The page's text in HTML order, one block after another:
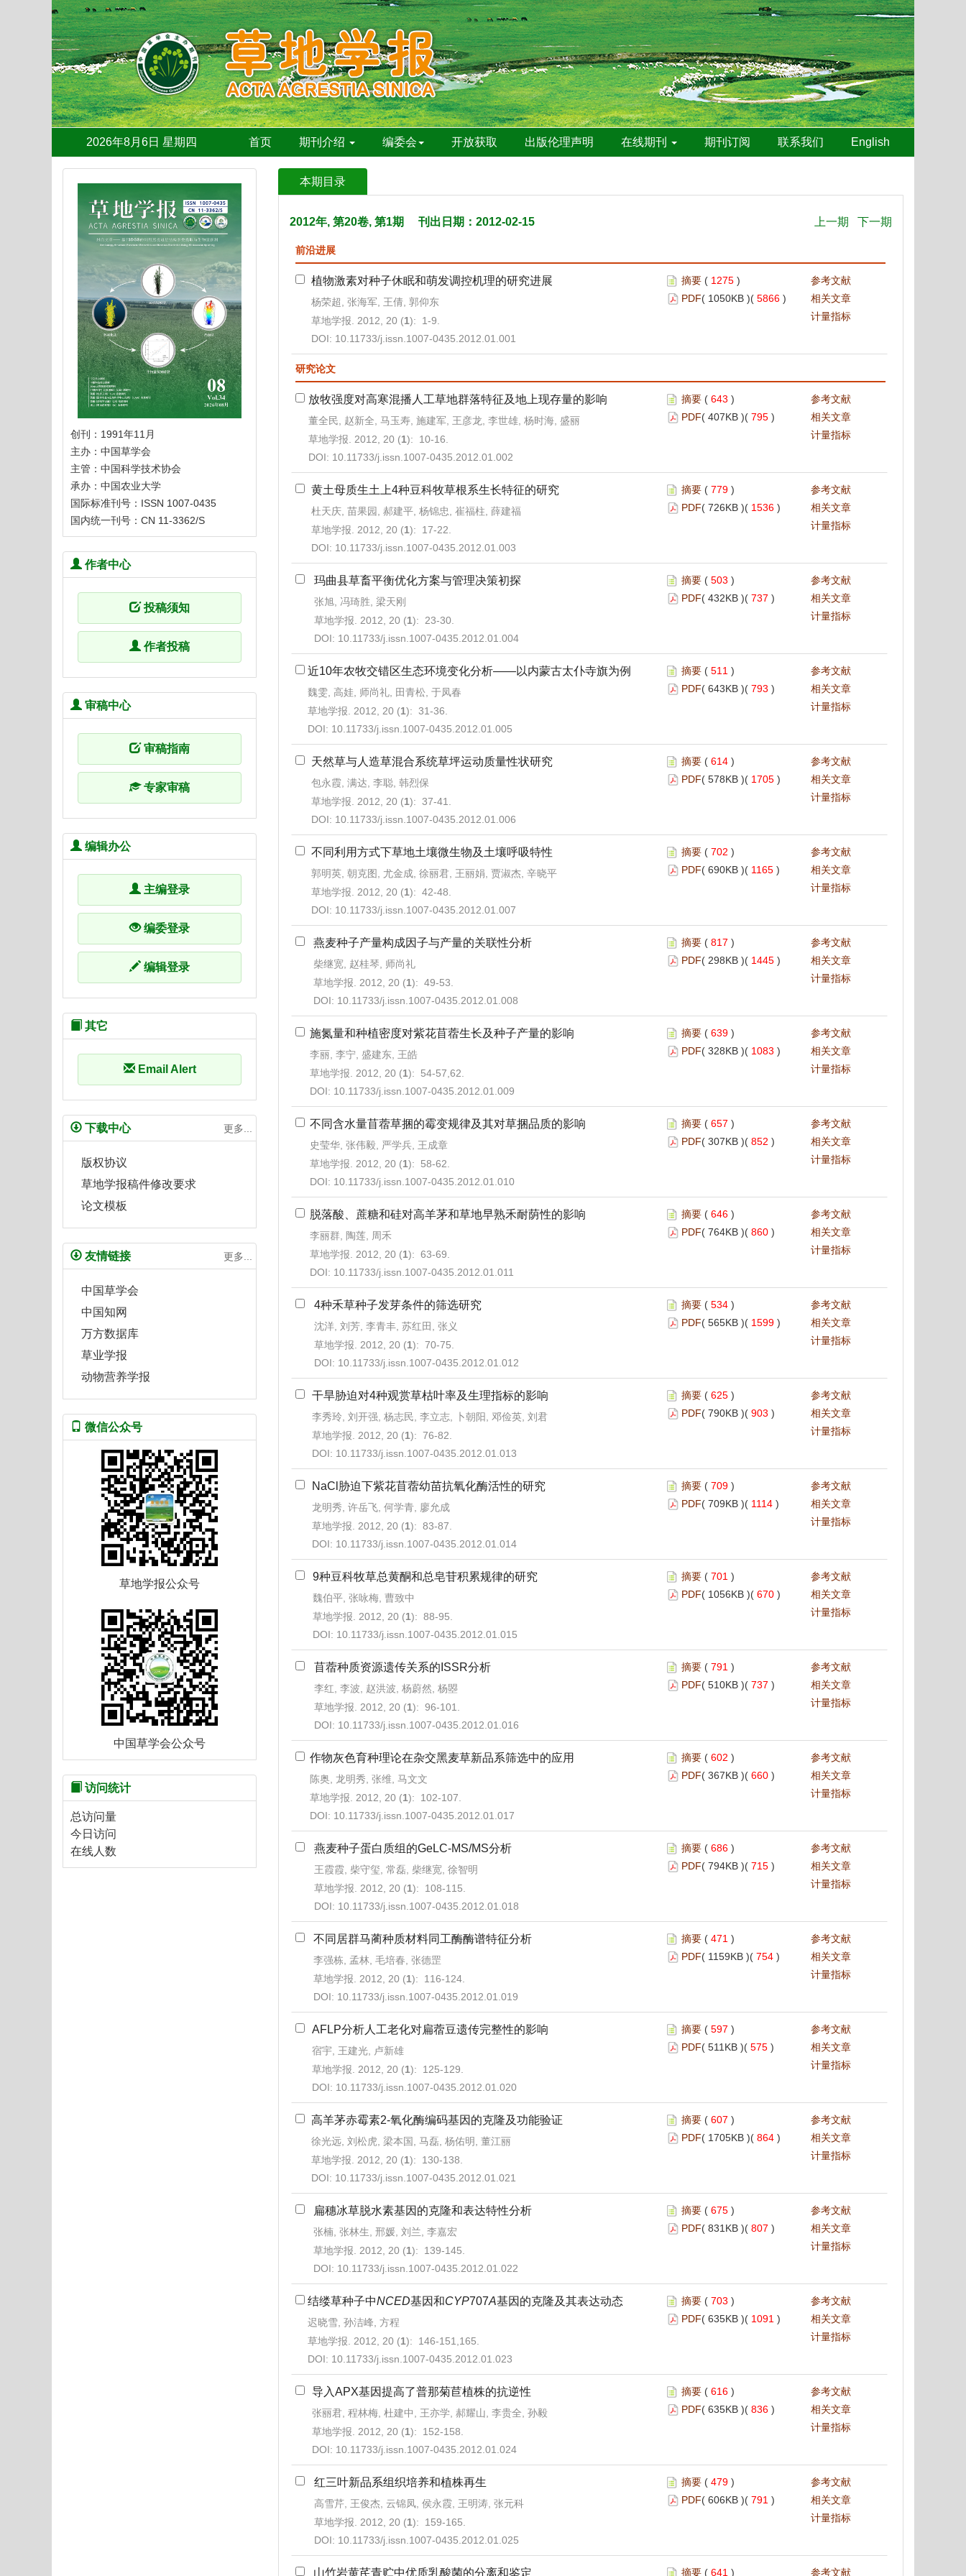
2026年8月6日 星期四 首页 期刊介绍 编委会 开放获取 出版伦理声明 在线期刊 期刊订阅 联系我们 English
本期目录
2012年, 第20卷, 第1期 刊出日期：2012-02-15 上一期 下一期
前沿进展
植物激素对种子休眠和萌发调控机理的研究进展
杨荣超, 张海军, 王倩, 郭仰东
草地学报. 2012, 20 (1): 1-9.
DOI: 10.11733/j.issn.1007-0435.2012.01.001
摘要 ( 1275 )
PDF( 1050KB )( 5866 )
参考文献
相关文章
计量指标
研究论文
放牧强度对高寒混播人工草地群落特征及地上现存量的影响
董全民, 赵新全, 马玉寿, 施建军, 王彦龙, 李世雄, 杨时海, 盛丽
草地学报. 2012, 20 (1): 10-16.
DOI: 10.11733/j.issn.1007-0435.2012.01.002
摘要 ( 643 )
PDF( 407KB )( 795 )
参考文献
相关文章
计量指标
黄土母质生土上4种豆科牧草根系生长特征的研究
杜天庆, 苗果园, 郝建平, 杨锦忠, 崔福柱, 薛建福
草地学报. 2012, 20 (1): 17-22.
DOI: 10.11733/j.issn.1007-0435.2012.01.003
摘要 ( 779 )
PDF( 726KB )( 1536 )
参考文献
相关文章
计量指标
玛曲县草畜平衡优化方案与管理决策初探
张旭, 冯琦胜, 梁天刚
草地学报. 2012, 20 (1): 23-30.
DOI: 10.11733/j.issn.1007-0435.2012.01.004
摘要 ( 503 )
PDF( 432KB )( 737 )
参考文献
相关文章
计量指标
近10年农牧交错区生态环境变化分析——以内蒙古太仆寺旗为例
魏雯, 高娃, 师尚礼, 田青松, 于凤春
草地学报. 2012, 20 (1): 31-36.
DOI: 10.11733/j.issn.1007-0435.2012.01.005
摘要 ( 511 )
PDF( 643KB )( 793 )
参考文献
相关文章
计量指标
天然草与人造草混合系统草坪运动质量性状研究
包永霞, 满达, 李聪, 韩烈保
草地学报. 2012, 20 (1): 37-41.
DOI: 10.11733/j.issn.1007-0435.2012.01.006
摘要 ( 614 )
PDF( 578KB )( 1705 )
参考文献
相关文章
计量指标
不同利用方式下草地土壤微生物及土壤呼吸特性
郭明英, 朝克图, 尤金成, 徐丽君, 王丽娟, 贾淑杰, 辛晓平
草地学报. 2012, 20 (1): 42-48.
DOI: 10.11733/j.issn.1007-0435.2012.01.007
摘要 ( 702 )
PDF( 690KB )( 1165 )
参考文献
相关文章
计量指标
燕麦种子产量构成因子与产量的关联性分析
柴继宽, 赵桂琴, 师尚礼
草地学报. 2012, 20 (1): 49-53.
DOI: 10.11733/j.issn.1007-0435.2012.01.008
摘要 ( 817 )
PDF( 298KB )( 1445 )
参考文献
相关文章
计量指标
施氮量和种植密度对紫花苜蓿生长及种子产量的影响
李丽, 李宁, 盛建东, 王皓
草地学报. 2012, 20 (1): 54-57,62.
DOI: 10.11733/j.issn.1007-0435.2012.01.009
摘要 ( 639 )
PDF( 328KB )( 1083 )
参考文献
相关文章
计量指标
不同含水量苜蓿草捆的霉变规律及其对草捆品质的影响
史莹华, 张伟毅, 严学兵, 王成章
草地学报. 2012, 20 (1): 58-62.
DOI: 10.11733/j.issn.1007-0435.2012.01.010
摘要 ( 657 )
PDF( 307KB )( 852 )
参考文献
相关文章
计量指标
脱落酸、蔗糖和硅对高羊茅和草地早熟禾耐荫性的影响
李丽群, 陶莲, 周禾
草地学报. 2012, 20 (1): 63-69.
DOI: 10.11733/j.issn.1007-0435.2012.01.011
摘要 ( 646 )
PDF( 764KB )( 860 )
参考文献
相关文章
计量指标
4种禾草种子发芽条件的筛选研究
沈洋, 刘芳, 李青丰, 苏红田, 张义
草地学报. 2012, 20 (1): 70-75.
DOI: 10.11733/j.issn.1007-0435.2012.01.012
摘要 ( 534 )
PDF( 565KB )( 1599 )
参考文献
相关文章
计量指标
干旱胁迫对4种观赏草枯叶率及生理指标的影响
李秀玲, 刘开强, 杨志民, 李立志, 卜朝阳, 邓俭英, 刘君
草地学报. 2012, 20 (1): 76-82.
DOI: 10.11733/j.issn.1007-0435.2012.01.013
摘要 ( 625 )
PDF( 790KB )( 903 )
参考文献
相关文章
计量指标
NaCl胁迫下紫花苜蓿幼苗抗氧化酶活性的研究
龙明秀, 许岳飞, 何学青, 廖允成
草地学报. 2012, 20 (1): 83-87.
DOI: 10.11733/j.issn.1007-0435.2012.01.014
摘要 ( 709 )
PDF( 709KB )( 1114 )
参考文献
相关文章
计量指标
9种豆科牧草总黄酮和总皂苷积累规律的研究
魏伯平, 张咏梅, 曹致中
草地学报. 2012, 20 (1): 88-95.
DOI: 10.11733/j.issn.1007-0435.2012.01.015
摘要 ( 701 )
PDF( 1056KB )( 670 )
参考文献
相关文章
计量指标
苜蓿种质资源遗传关系的ISSR分析
李红, 李波, 赵洪波, 杨蔚然, 杨曌
草地学报. 2012, 20 (1): 96-101.
DOI: 10.11733/j.issn.1007-0435.2012.01.016
摘要 ( 791 )
PDF( 510KB )( 737 )
参考文献
相关文章
计量指标
作物灰色育种理论在杂交黑麦草新品系筛选中的应用
陈奥, 龙明秀, 张维, 马文文
草地学报. 2012, 20 (1): 102-107.
DOI: 10.11733/j.issn.1007-0435.2012.01.017
摘要 ( 602 )
PDF( 367KB )( 660 )
参考文献
相关文章
计量指标
燕麦种子蛋白质组的GeLC-MS/MS分析
王霞霞, 柴守玺, 常磊, 柴继宽, 徐智明
草地学报. 2012, 20 (1): 108-115.
DOI: 10.11733/j.issn.1007-0435.2012.01.018
摘要 ( 686 )
PDF( 794KB )( 715 )
参考文献
相关文章
计量指标
不同居群马蔺种质材料同工酶酶谱特征分析
李强栋, 孟林, 毛培春, 张德罡
草地学报. 2012, 20 (1): 116-124.
DOI: 10.11733/j.issn.1007-0435.2012.01.019
摘要 ( 471 )
PDF( 1159KB )( 754 )
参考文献
相关文章
计量指标
AFLP分析人工老化对扁蓿豆遗传完整性的影响
宿宇, 王建光, 卢新雄
草地学报. 2012, 20 (1): 125-129.
DOI: 10.11733/j.issn.1007-0435.2012.01.020
摘要 ( 597 )
PDF( 511KB )( 575 )
参考文献
相关文章
计量指标
高羊茅赤霉素2-氧化酶编码基因的克隆及功能验证
徐光远, 刘松虎, 梁本国, 马磊, 杨佑明, 董江丽
草地学报. 2012, 20 (1): 130-138.
DOI: 10.11733/j.issn.1007-0435.2012.01.021
摘要 ( 607 )
PDF( 1705KB )( 864 )
参考文献
相关文章
计量指标
扁穗冰草脱水素基因的克隆和表达特性分析
张楠, 张林生, 邢媛, 刘兰, 李嘉宏
草地学报. 2012, 20 (1): 139-145.
DOI: 10.11733/j.issn.1007-0435.2012.01.022
摘要 ( 675 )
PDF( 831KB )( 807 )
参考文献
相关文章
计量指标
结缕草种子中NCED基因和CYP707A基因的克隆及其表达动态
迟晓雪, 孙洁峰, 方程
草地学报. 2012, 20 (1): 146-151,165.
DOI: 10.11733/j.issn.1007-0435.2012.01.023
摘要 ( 703 )
PDF( 635KB )( 1091 )
参考文献
相关文章
计量指标
导入APX基因提高了普那菊苣植株的抗逆性
张丽君, 程林梅, 杜建中, 王亦学, 郝耀山, 李贵全, 孙毅
草地学报. 2012, 20 (1): 152-158.
DOI: 10.11733/j.issn.1007-0435.2012.01.024
摘要 ( 616 )
PDF( 635KB )( 836 )
参考文献
相关文章
计量指标
红三叶新品系组织培养和植株再生
高雪芹, 王俊杰, 云锦凤, 侯永霞, 王明涛, 张元科
草地学报. 2012, 20 (1): 159-165.
DOI: 10.11733/j.issn.1007-0435.2012.01.025
摘要 ( 479 )
PDF( 606KB )( 791 )
参考文献
相关文章
计量指标
山竹岩黄芪青贮中优质乳酸菌的分离和鉴定 摘要 ( 641 ) 参考文献
创刊：1991年11月
主办：中国草学会
主管：中国科学技术协会
承办：中国农业大学
国际标准刊号：ISSN 1007-0435
国内统一刊号：CN 11-3362/S
作者中心
投稿须知
作者投稿
审稿中心
审稿指南
专家审稿
编辑办公
主编登录
编委登录
编辑登录
其它
Email Alert
下载中心 更多...
版权协议
草地学报稿件修改要求
论文模板
友情链接 更多...
中国草学会
中国知网
万方数据库
草业学报
动物营养学报
微信公众号
草地学报公众号
中国草学会公众号
访问统计
总访问量
今日访问
在线人数